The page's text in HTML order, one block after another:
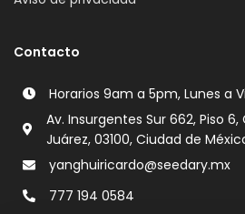
Contacto
Horarios 9am a 5pm, Lunes a
Av. Insurgentes Sur 662, Piso 6,
Juárez, 03100, Ciudad de
yanghuiricardo@seedary.mx
777 194 0584